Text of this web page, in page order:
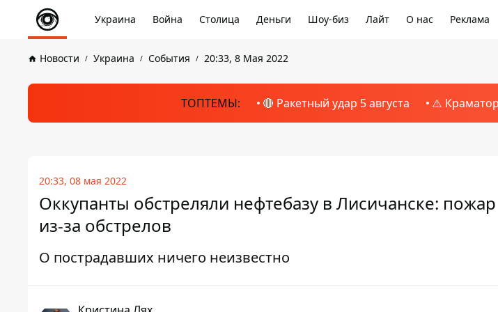
Украина Война Столица Деньги Шоу-биз Лайт О нас Реклама
Новости Украина События 20:33, 8 Мая 2022
ТОПТЕМЫ: 🔴 Ракетный удар 5 августа ⚠️
20:33, 08 мая 2022
Оккупанты обстреляли нефтебазу в Лисичанске:
из-за обстрелов
О пострадавших ничего неизвестно